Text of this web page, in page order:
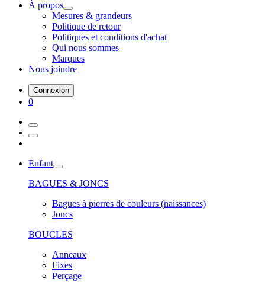
À propos
Mesures & grandeurs
Politique de retour
Politiques et conditions d'achat
Qui nous sommes
Marques
Nous joindre
Connexion
0
Enfant
BAGUES & JONCS
Bagues à pierres de couleurs (naissances)
Joncs
BOUCLES
Anneaux
Fixes
Perçage